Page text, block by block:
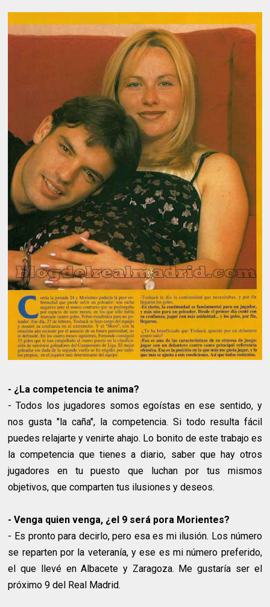
- ¿La competencia te anima?
- Todos los jugadores somos egoístas en ese sentido, y
nos gusta "la caña", la competencia. Si todo resulta fácil
puedes relajarte y venirte ahajo. Lo bonito de este trabajo es
la competencia que tienes a diario, saber que hay otros
jugadores en tu puesto que luchan por tus mismos
objetivos, que comparten tus ilusiones y deseos.
- Venga quien venga, ¿el 9 será pora Morientes?
- Es pronto para decirlo, pero esa es mi ilusión. Los número
se reparten por la veteranía, y ese es mi número preferido,
el que llevé en Albacete y Zaragoza. Me gustaría ser el
próximo 9 del Real Madrid.